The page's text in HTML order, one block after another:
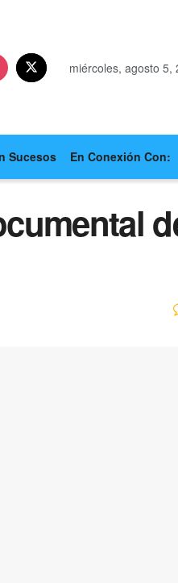
miércoles, agosto 5,
Sucesos En Conexión Con: